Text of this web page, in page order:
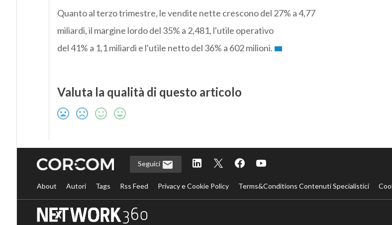
Quanto al terzo trimestre, le vendite nette crescono del 27% a 4,77
miliardi, il margine lordo del 35% a 2,481, l'utile operativo
del 41% a 1,1 miliardi e l'utile netto del 36% a 602 milioni.
Valuta la qualità di questo articolo
Seguici
About Autori Tags Rss Feed Privacy e Cookie Policy Terms&Conditions Contenuti Specialistici